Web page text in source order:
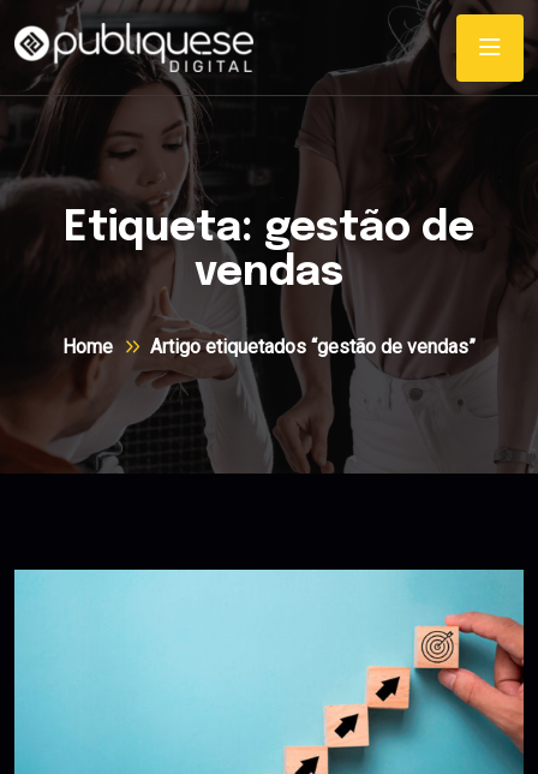
Etiqueta: gestão de
vendas
Home Artigo etiquetados “gestão de vendas”